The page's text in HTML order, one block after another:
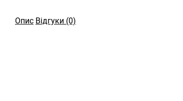
Опис Відгуки (0)